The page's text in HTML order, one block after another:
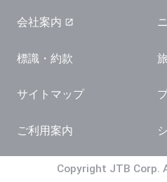
会社案内
標識・約款
サイトマップ
ご利用案内
Copyright JTB Corp.